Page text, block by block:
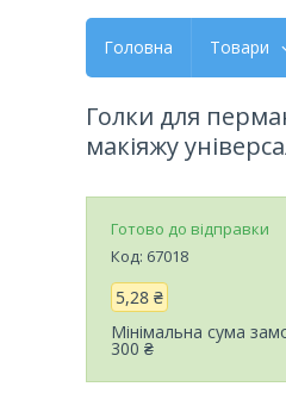
Головна Товари
Голки для
макіяжу
Готово до відправки
Код: 67018
5,28 ₴
Мінімальна сума
300 ₴